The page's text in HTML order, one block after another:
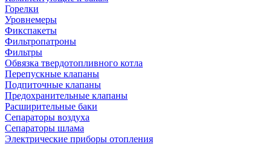
Горелки
Уровнемеры
Фикспакеты
Фильтропатроны
Фильтры
Обвязка твердотопливного котла
Перепускные клапаны
Подпиточные клапаны
Предохранительные клапаны
Расширительные баки
Сепараторы воздуха
Сепараторы шлама
Электрические приборы отопления